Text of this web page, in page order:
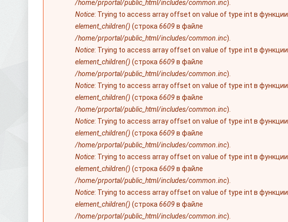
/home/prportal/public_html/includes/common.inc).
Notice: Trying to access array offset on value of type int в функции
element_children() (строка 6609 в файле
/home/prportal/public_html/includes/common.inc).
Notice: Trying to access array offset on value of type int в функции
element_children() (строка 6609 в файле
/home/prportal/public_html/includes/common.inc).
Notice: Trying to access array offset on value of type int в функции
element_children() (строка 6609 в файле
/home/prportal/public_html/includes/common.inc).
Notice: Trying to access array offset on value of type int в функции
element_children() (строка 6609 в файле
/home/prportal/public_html/includes/common.inc).
Notice: Trying to access array offset on value of type int в функции
element_children() (строка 6609 в файле
/home/prportal/public_html/includes/common.inc).
Notice: Trying to access array offset on value of type int в функции
element_children() (строка 6609 в файле
/home/prportal/public_html/includes/common.inc).